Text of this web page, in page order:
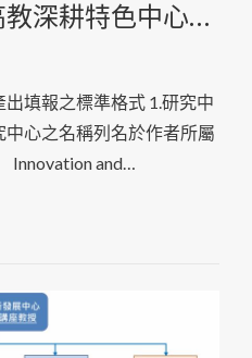
教深耕特色中心產
填報之標準格式 1.研究中
心之名稱列名於作者所屬
Innovation and